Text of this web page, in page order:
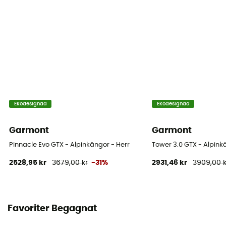
Isolerande
Ekodesignad
Garmont
Pinnacle Evo GTX - Alpinkängor - Herr
2528,95 kr 3679,00 kr -31%
Ekodesignad
Garmont
Tower 3.0 GTX -
2931,46 kr 3909,00
Favoriter Begagnat